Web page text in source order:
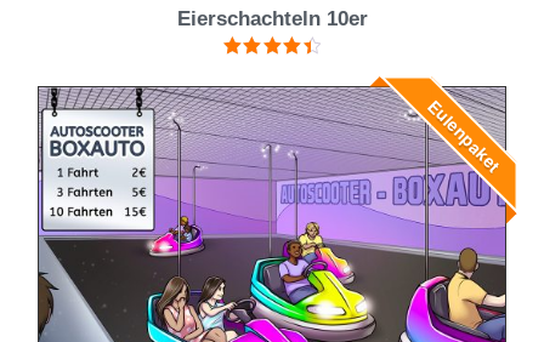
Eierschachteln 10er
mit4.50
von 5
Eulenpaket